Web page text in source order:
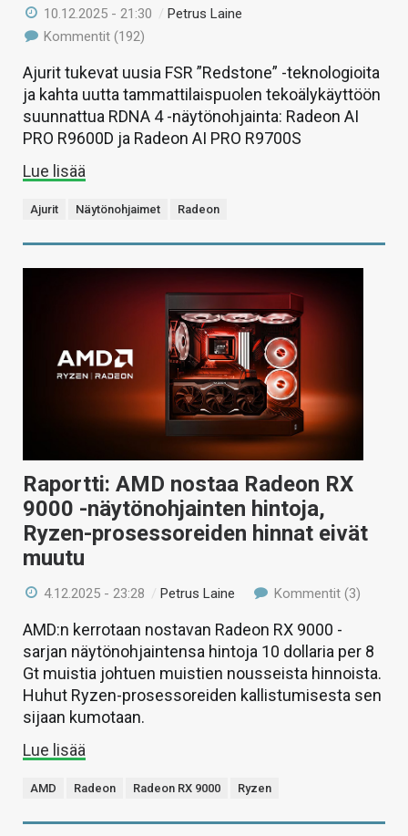
10.12.2025 - 21:30 / Petrus Laine
Kommentit (192)
Ajurit tukevat uusia FSR ”Redstone” -teknologioita
ja kahta uutta tammattilaispuolen tekoälykäyttöön
suunnattua RDNA 4 -näytönohjainta: Radeon AI
PRO R9600D ja Radeon AI PRO R9700S
Lue lisää
Ajurit Näytönohjaimet Radeon
Raportti: AMD nostaa Radeon RX
9000 -näytönohjainten hintoja,
Ryzen-prosessoreiden hinnat eivät
muutu
4.12.2025 - 23:28 /Petrus Laine Kommentit (3)
AMD:n kerrotaan nostavan Radeon RX 9000 -
sarjan näytönohjaintensa hintoja 10 dollaria per 8
Gt muistia johtuen muistien nousseista hinnoista.
Huhut Ryzen-prosessoreiden kallistumisesta sen
sijaan kumotaan.
Lue lisää
AMD Radeon Radeon RX 9000 Ryzen